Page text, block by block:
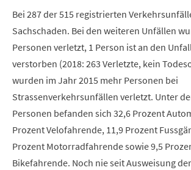
Bei 287 der 515 registrierten
Sachschaden. Bei den weiteren Unfällen
Personen verletzt, 1 Person ist an den
verstorben (2018: 263 Verletzte, kein
wurden im Jahr 2015 mehr Personen bei
Strassenverkehrsunfällen verletzt. Unter
Personen befanden sich 32,6 Prozent
Prozent Velofahrende, 11,9 Prozent
Prozent Motorradfahrende sowie 9,5
Bikefahrende. Noch nie seit Ausweisung